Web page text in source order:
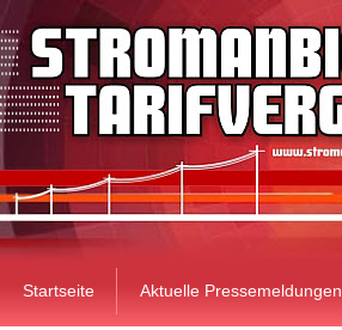
Startseite Aktuelle Pressemeldungen